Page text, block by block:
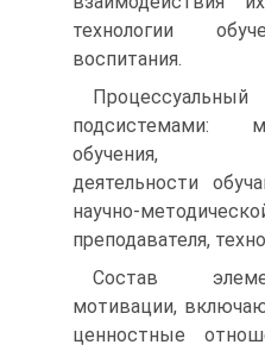
технологии
воспитания.
Процессуальный
подсистемами:
обучения,
деятельности
научно-
преподавателя,
Состав
мотивации,
ценностные